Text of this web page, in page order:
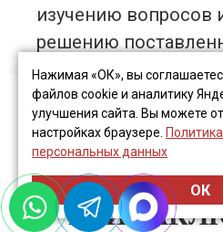
Нажимая «ОК», вы
файлов cookie и аналитику
улучшения сайта. Вы можете
настройках браузере.
персональных данных
ОК
изучению вопросов
решению
ПРИ